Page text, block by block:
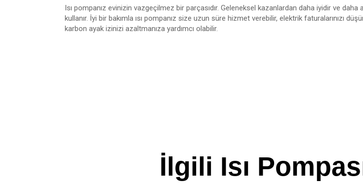
Isı pompanız evinizin vazgeçilmez bir parçasıdır. Geleneksel kazanlardan daha iyidir ve daha
kullanır. İyi bir bakımla ısı pompanız size uzun süre hizmet verebilir, elektrik faturalarınızı
karbon ayak izinizi azaltmanıza yardımcı olabilir.
İlgili Isı